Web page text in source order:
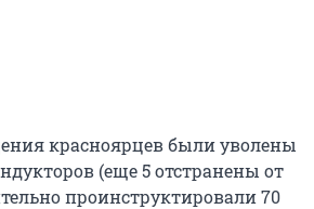
красноярцев были уволены
(еще 5 отстранены от
проинструктировали 70